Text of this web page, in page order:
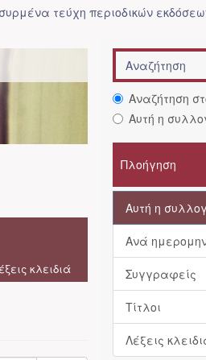
τεύχη περιοδικών
κλειδιά
Αναζήτηση
Αυτή η
Πλοήγηση
Αυτή η
Ανά
Συγγραφείς
Τίτλοι
Λέξεις